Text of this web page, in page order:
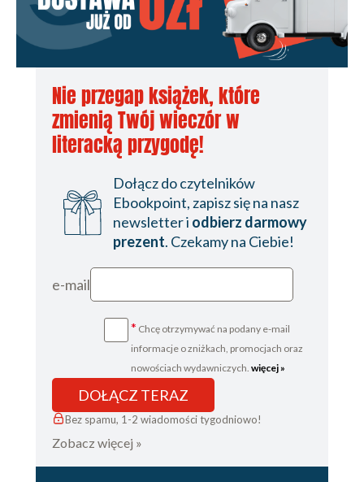
Nie przegap książek, które
zmienią Twój wieczór w
literacką przygodę!
Dołącz do czytelników
Ebookpoint, zapisz się na nasz
newsletter i odbierz darmowy
prezent. Czekamy na Ciebie!
e-mail
* Chcę otrzymywać na podany e-mail
informacje o zniżkach, promocjach oraz
nowościach wydawniczych. więcej »
DOŁĄCZ TERAZ
Bez spamu, 1-2 wiadomości tygodniowo!
Zobacz więcej »